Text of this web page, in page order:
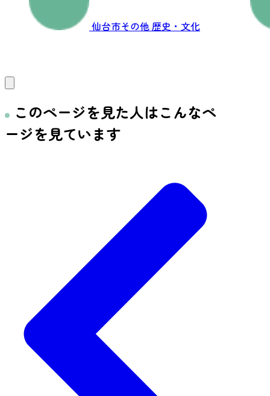
仙台市その他歴史・文化
このページを見た人はこんなペ
ージを見ています